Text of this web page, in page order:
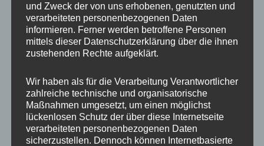
Ähnliche Produkte
und Zweck der von uns erhobenen, genutzten und
verarbeiteten personenbezogenen Daten
informieren. Ferner werden betroffene Personen
mittels dieser Datenschutzerklärung über die ihnen
zustehenden Rechte aufgeklärt.
Wir haben als für die Verarbeitung Verantwortlicher
zahlreiche technische und organisatorische
Maßnahmen umgesetzt, um einen möglichst
lückenlosen Schutz der über diese Internetseite
verarbeiteten personenbezogenen Daten
sicherzustellen. Dennoch können Internetbasierte